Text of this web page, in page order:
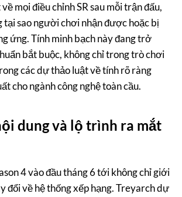
mọi điều chỉnh SR sau mỗi trận đấu,
tại sao người chơi nhận được hoặc bị
ứng. Tính minh bạch này đang trở
bắt buộc, không chỉ trong trò chơi
các dự thảo luật về tính rõ ràng
cho ngành công nghệ toàn cầu.
dung và lộ trình ra mắt
4 vào đầu tháng 6 tới không chỉ giới
đổi về hệ thống xếp hạng. Treyarch dự